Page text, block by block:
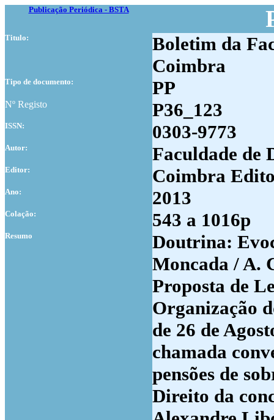
Publicação Periódica - BSTA
Titulo:
Boletim da
Coimbra
Tipo de documento: PP
Nº Registo P36_123
ISSN: 0303-9773
Autor: Faculdade de
Editor: Coimbra
Ano: 2013
Colação: 543 a 1016p
Resumo
Doutrina:
Moncada / A.
Proposta de
Organização
de 26 de
chamada
pensões de
Direito da